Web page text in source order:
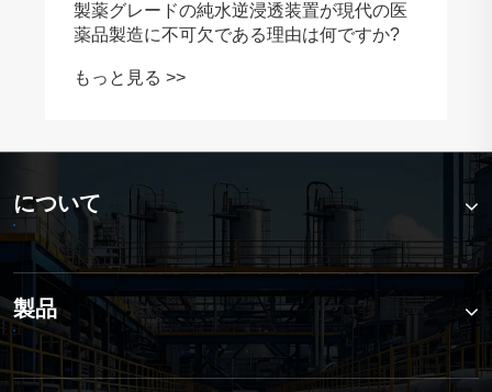
製薬グレードの純水逆浸透装置が現代の医
薬品製造に不可欠である理由は何ですか?
もっと見る >>
について
製品